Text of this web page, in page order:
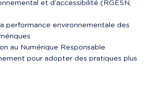
et d’accessibilité (RGESN,
performance environnementale des
au Numérique Responsable
pour adopter des pratiques plus